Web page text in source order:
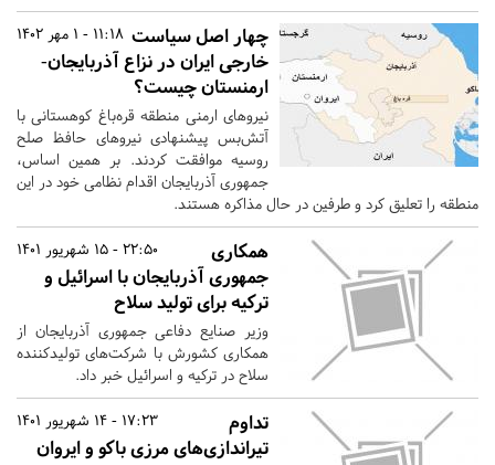
11:18 - 1 مهر 1402 چهار اصل سیاست
خارجی ایران در نزاع آذربایجان-
ارمنستان چیست؟
نیروهای ارمنی منطقه قره‌باغ کوهستانی با
آتش‌بس پیشنهادی نیروهای حافظ صلح
روسیه موافقت کردند. بر همین اساس،
جمهوری آذربایجان اقدام نظامی خود در این
منطقه را تعلیق کرد و طرفین در حال مذاکره هستند.
22:50 - 15 شهریور 1401
همکاری
جمهوری آذربایجان با اسرائیل و
ترکیه برای تولید سلاح
وزیر صنایع دفاعی جمهوری آذربایجان از
همکاری کشورش با شرکت‌های تولیدکننده
سلاح در ترکیه و اسرائیل خبر داد.
17:23 - 14 شهریور 1401
تداوم
تیراندازی‌های مرزی باکو و ایروان